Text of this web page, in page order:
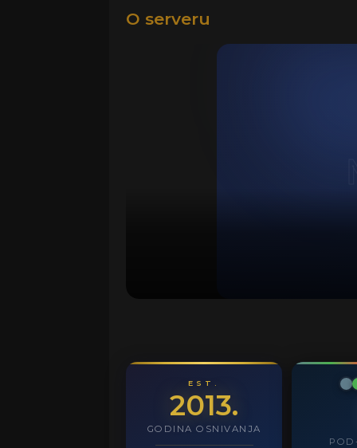
O serveru
EST.
2013.
GODINA OSNIVANJA